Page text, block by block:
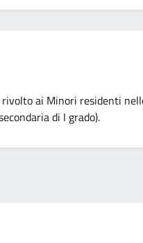
ai Minori residenti
di I grado).